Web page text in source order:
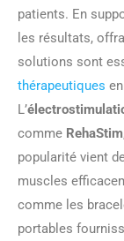
patients. En
les résultats,
solutions sont
thérapeutiques
L’
comme RehaStim
popularité vient
muscles
comme les
portables